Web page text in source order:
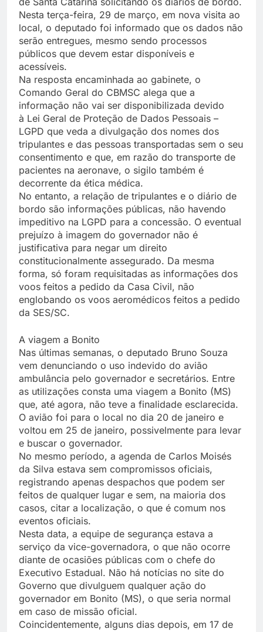
Nesta terça-feira, 29 de março, em nova visita ao
local, o deputado foi informado que os dados não
serão entregues, mesmo sendo processos
públicos que devem estar disponíveis e
acessíveis.
Na resposta encaminhada ao gabinete, o
Comando Geral do CBMSC alega que a
informação não vai ser disponibilizada devido
à Lei Geral de Proteção de Dados Pessoais –
LGPD que veda a divulgação dos nomes dos
tripulantes e das pessoas transportadas sem o seu
consentimento e que, em razão do transporte de
pacientes na aeronave, o sigilo também é
decorrente da ética médica.
No entanto, a relação de tripulantes e o diário de
bordo são informações públicas, não havendo
impeditivo na LGPD para a concessão. O eventual
prejuízo à imagem do governador não é
justificativa para negar um direito
constitucionalmente assegurado. Da mesma
forma, só foram requisitadas as informações dos
voos feitos a pedido da Casa Civil, não
englobando os voos aeromédicos feitos a pedido
da SES/SC.
A viagem a Bonito
Nas últimas semanas, o deputado Bruno Souza
vem denunciando o uso indevido do avião
ambulância pelo governador e secretários. Entre
as utilizações consta uma viagem a Bonito (MS)
que, até agora, não teve a finalidade esclarecida.
O avião foi para o local no dia 20 de janeiro e
voltou em 25 de janeiro, possivelmente para levar
e buscar o governador.
No mesmo período, a agenda de Carlos Moisés
da Silva estava sem compromissos oficiais,
registrando apenas despachos que podem ser
feitos de qualquer lugar e sem, na maioria dos
casos, citar a localização, o que é comum nos
eventos oficiais.
Nesta data, a equipe de segurança estava a
serviço da vice-governadora, o que não ocorre
diante de ocasiões públicas com o chefe do
Executivo Estadual. Não há notícias no site do
Governo que divulguem qualquer ação do
governador em Bonito (MS), o que seria normal
em caso de missão oficial.
Coincidentemente, alguns dias depois, em 17 de